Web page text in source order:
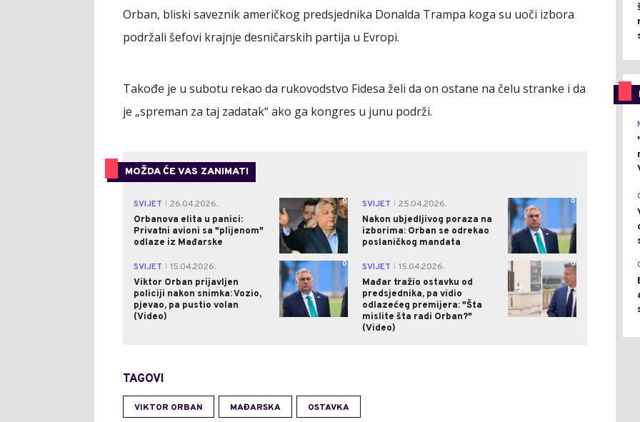
Orban, bliski saveznik američkog predsjednika Donalda Trampa koga su uoči izbora
podržali šefovi krajnje desničarskih partija u Evropi.
Takođe je u subotu rekao da rukovodstvo Fidesa želi da on ostane na čelu stranke i da
je „spreman za taj zadatak“ ako ga kongres u junu podrži.
MOŽDA ĆE VAS ZANIMATI
SVIJET
26.04.2026.
Orbanova elita u panici:
Privatni avioni sa "plijenom"
odlaze iz Mađarske
0 SVIJET
25.04.2026.
Nakon ubjedljivog poraza na
izborima: Orban se odrekao
poslaničkog mandata
0
SVIJET
15.04.2026.
Viktor Orban prijavljen
policiji nakon snimka: Vozio,
pjevao, pa pustio volan
(Video)
0 SVIJET
15.04.2026.
Mađar tražio ostavku od
predsjednika, pa vidio
odlazećeg premijera: "Šta
mislite šta radi Orban?"
(Video)
0
TAGOVI
VIKTOR ORBAN MAĐARSKA OSTAVKA